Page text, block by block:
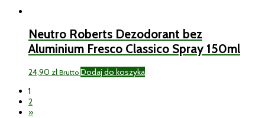
Neutro Roberts Dezodorant bez
Aluminium Fresco Classico Spray 150ml
24,90 zł Brutto Dodaj do koszyka
1
2
»